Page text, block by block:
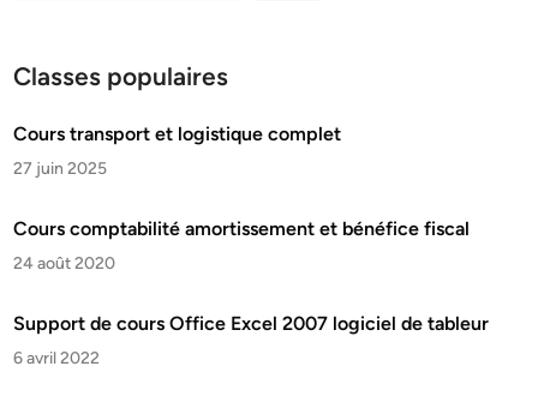
Classes populaires
Cours transport et logistique complet
27 juin 2025
Cours comptabilité amortissement et bénéfice fiscal
24 août 2020
Support de cours Office Excel 2007 logiciel de tableur
6 avril 2022